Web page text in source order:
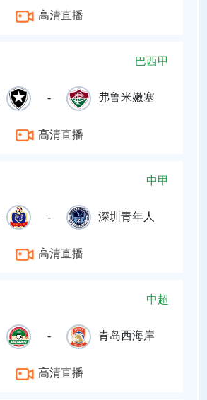
高清直播
巴西甲
- 弗鲁米嫩塞
高清直播
中甲
- 深圳青年人
高清直播
中超
- 青岛西海岸
高清直播